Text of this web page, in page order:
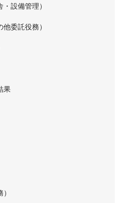
設備管理）
委託役務）
果